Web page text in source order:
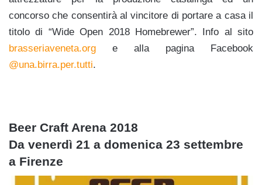
concorso che consentirà al vincitore di portare a casa il
titolo di “Wide Open 2018 Homebrewer”. Info al sito
brasseriaveneta.org e alla pagina Facebook
@una.birra.per.tutti.
Beer Craft Arena 2018
Da venerdì 21 a domenica 23 settembre
a Firenze